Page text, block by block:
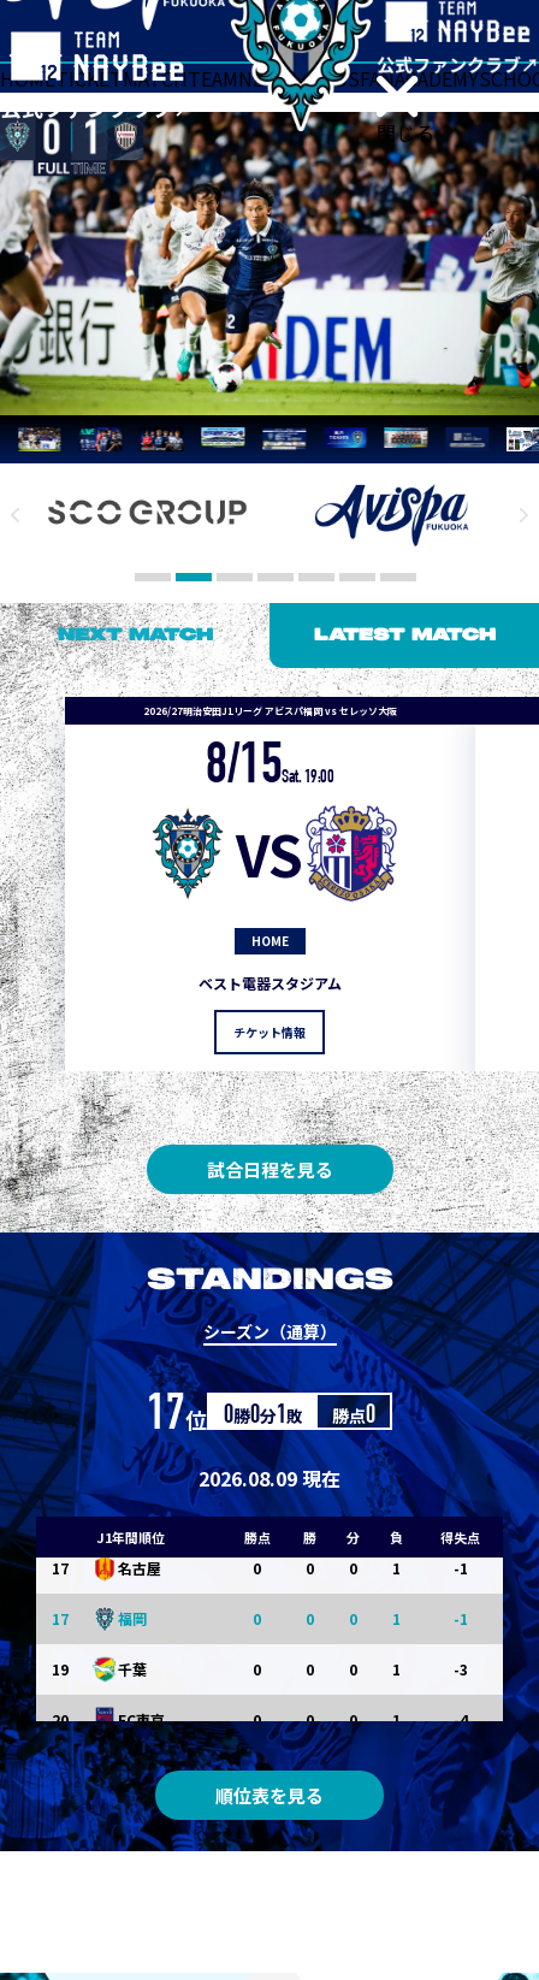
閉じる
HOMETICKETMATCHTEAMNEWSGOODSFANACADEMY
NEXT MATCH LATEST MATCH
2026/27明治安田J1リーグ アビスパ福岡 vs セレッソ大阪
8/15Sat. 19:00
VS
HOME
ベスト電器スタジアム
チケット情報
試合日程を見る
STANDINGS
シーズン（通算）
17位 0勝0分1敗 勝点0
2026.08.09 現在
J1年間順位 勝点 勝 分 負 得失点
1
2 0
3 3 1 0 0
3
5 3
5 3 1
5
8 清水 3 1 0 0 1
8 神戸 3 1 0 1
10 東京Ｖ 1 0 1 0 0
10 川崎Ｆ 1 0 1 0
12 浦和 0 0 0 1 -1
横浜FM 0 0 1 -1
14 水戸 0 0 1 -1
14 京都 0 0 1 -1
14 岡山 0 0 0 1 -1
17 名古屋 0 0 0 1 -1
17 福岡 0 0 0 1 -1
19 千葉 0 0 0 1 -3
20 FC東京 0 0 0 1 -4
順位表を見る